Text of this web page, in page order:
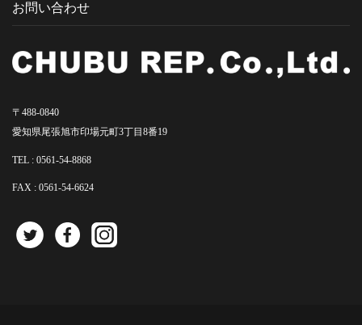
お問い合わせ
〒488-0840
愛知県尾張旭市印場元町3丁目8番19
TEL : 0561-54-8868
FAX : 0561-54-6624